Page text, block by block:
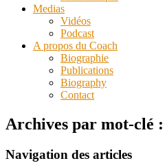
Medias
Vidéos
Podcast
A propos du Coach
Biographie
Publications
Biography
Contact
Archives par mot-clé :
Navigation des articles